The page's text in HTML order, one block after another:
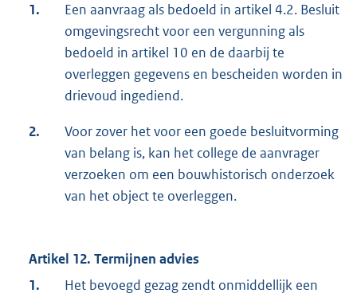
1.
Een aanvraag als bedoeld in artikel 4.2. Besluit
omgevingsrecht voor een vergunning als
bedoeld in artikel 10 en de daarbij te
overleggen gegevens en bescheiden worden in
drievoud ingediend.
2.
Voor zover het voor een goede besluitvorming
van belang is, kan het college de aanvrager
verzoeken om een bouwhistorisch onderzoek
van het object te overleggen.
Artikel 12. Termijnen advies
1.
Het bevoegd gezag zendt onmiddellijk een